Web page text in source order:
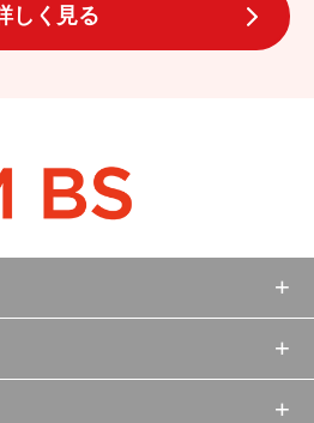
しく見る